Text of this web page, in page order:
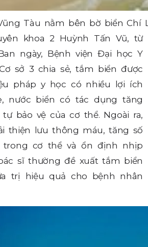
Tàu nằm bên bờ biển Chí
khoa 2 Huỳnh Tấn Vũ, từ
ngày, Bệnh viện Đại học Y
sở 3 chia sẻ, tắm biển được
pháp y học có nhiều lợi ích
nước biển có tác dụng tăng
bảo vệ của cơ thể. Ngoài ra,
thiện lưu thông máu, tăng số
trong cơ thể và ổn định nhịp
sĩ thường đề xuất tắm biển
trị hiệu quả cho bệnh nhân